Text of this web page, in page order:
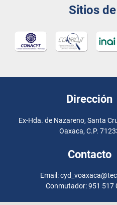
Sitios
Dirección
Ex-Hda. de Nazareno, Santa
Oaxaca, C.P.
Contacto
Email:
Conmutador: 951 517